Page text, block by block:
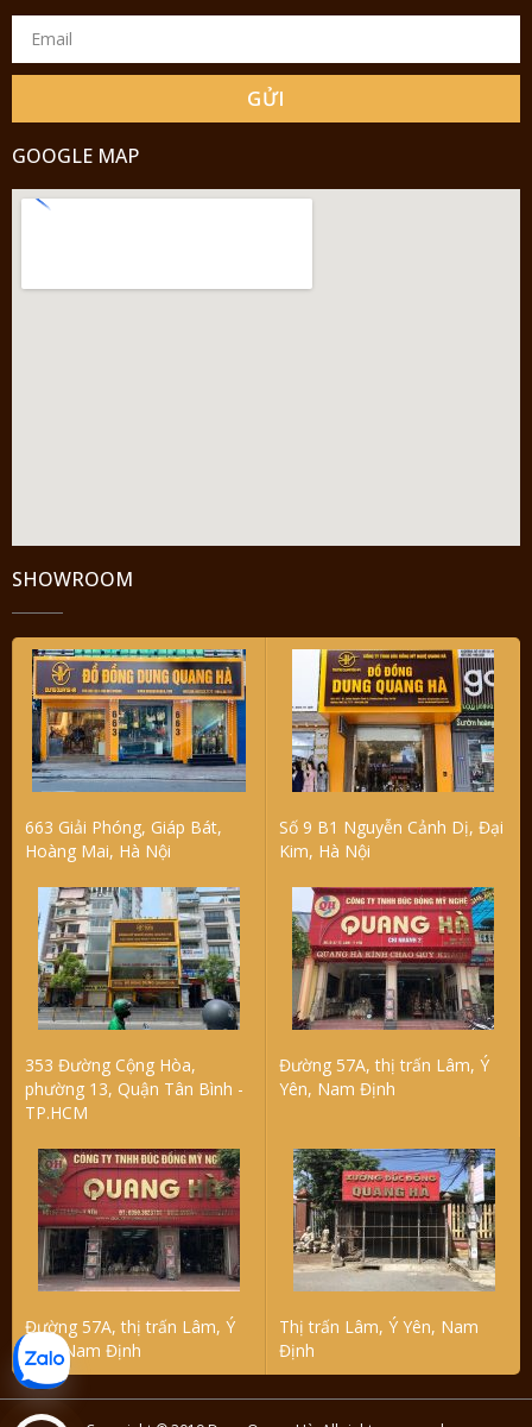
GỬI
GOOGLE MAP
SHOWROOM
663 Giải Phóng, Giáp Bát,
Hoàng Mai, Hà Nội
Số 9 B1 Nguyễn Cảnh Dị, Đại
Kim, Hà Nội
353 Đường Cộng Hòa,
phường 13, Quận Tân Bình -
TP.HCM
Đường 57A, thị trấn Lâm, Ý
Yên, Nam Định
Đường 57A, thị trấn Lâm, Ý
Yên, Nam Định
Thị trấn Lâm, Ý Yên, Nam
Định